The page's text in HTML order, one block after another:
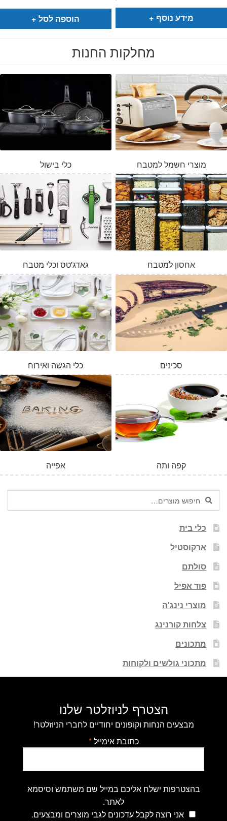
הוספה לסל
היה:
₪79.
הוא:
מידע נוסף
מחלקות החנות
כלי בישול מוצרי חשמל למטבח
גאדג'טס וכלי מטבח אחסון למטבח
כלי הגשה ואירוח סכינים
אפייה קפה ותה
חיפוש
עבור:
חיפוש
כלי בית
ארקוסטיל
סולתם
פוד אפיל
מוצרי נינג'ה
צלחות קורנינג
מתכונים
מתכוני גולשים ולקוחות
הצטרף לניוזלטר שלנו
מבצעים הנחות וקופונים יחודיים לחברי הניוזלטר!
כתובת אימייל*
בהצטרפות ישלח אליכם במייל שם משתמש וסיסמא
לאתר.
אני רוצה לקבל עדכונים לגבי מוצרים ומבצעים.